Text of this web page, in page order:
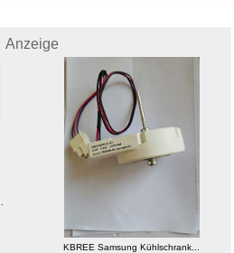
XXL Viral Myst...
Anzeige
KBREE Samsung Kühlschrank...